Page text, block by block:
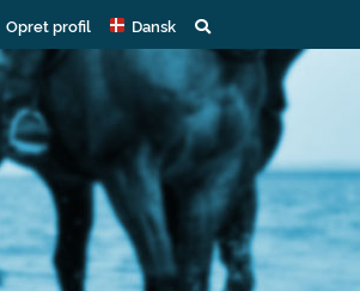
Opret profil Dansk